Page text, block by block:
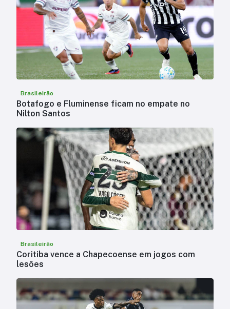
Brasileirão
Botafogo e Fluminense ficam no empate no
Nilton Santos
Brasileirão
Coritiba vence a Chapecoense em jogos com
lesões